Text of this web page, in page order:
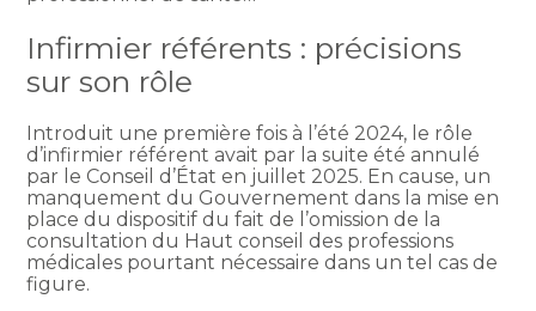
Infirmier référents : précisions
sur son rôle
Introduit une première fois à l’été 2024, le rôle
d’infirmier référent avait par la suite été annulé
par le Conseil d’État en juillet 2025. En cause, un
manquement du Gouvernement dans la mise en
place du dispositif du fait de l’omission de la
consultation du Haut conseil des professions
médicales pourtant nécessaire dans un tel cas de
figure.